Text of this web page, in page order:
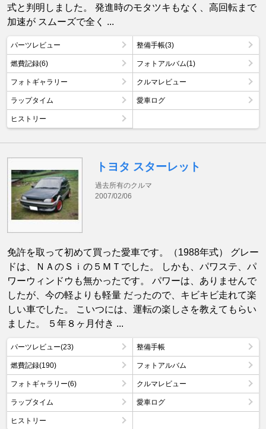
式と判明しました。 発進時のモタツキもなく、高回転まで
加速が スムーズで全く ...
パーツレビュー 整備手帳(3)
燃費記録(6) フォトアルバム(1)
フォトギャラリー クルマレビュー
ラップタイム 愛車ログ
ヒストリー
トヨタ スターレット
過去所有のクルマ
2007/02/06
免許を取って初めて買った愛車です。（1988年式） グレー
ドは、ＮＡのＳｉの５ＭＴでした。 しかも、パワステ、パ
ワーウィンドウも無かったです。 パワーは、ありませんで
したが、今の軽よりも軽量 だったので、キビキビ走れて楽
しい車でした。 こいつには、運転の楽しさを教えてもらい
ました。 ５年８ヶ月付き ...
パーツレビュー(23) 整備手帳
燃費記録(190) フォトアルバム
フォトギャラリー(6) クルマレビュー
ラップタイム 愛車ログ
ヒストリー